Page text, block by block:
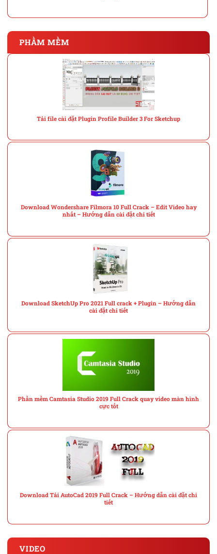
PHẦM MỀM
Tải file cài đặt Plugin Profile Builder 3 For Sketchup
Download Wondershare Filmora 10 Full Crack – Edit Video hay
nhất – Hướng dẫn cài đặt chi tiết
Download SketchUp Pro 2021 Full crack + Plugin – Hướng dẫn
cài đặt chi tiết
Phần mềm Camtasia Studio 2019 Full Crack quay video màn hình
cực tốt
Download Tải AutoCad 2019 Full Crack – Hướng dẫn cài đặt chi
tiết
VIDEO